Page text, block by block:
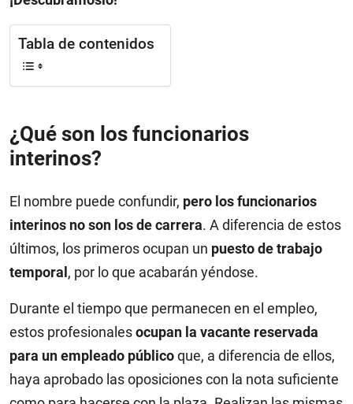
Tabla de contenidos
¿Qué son los funcionarios
interinos?
El nombre puede confundir, pero los funcionarios
interinos no son los de carrera. A diferencia de estos
últimos, los primeros ocupan un puesto de trabajo
temporal, por lo que acabarán yéndose.
Durante el tiempo que permanecen en el empleo,
estos profesionalesocupan la vacante reservada
para un empleado públicoque, a diferencia de ellos,
haya aprobado las oposiciones con la nota suficiente